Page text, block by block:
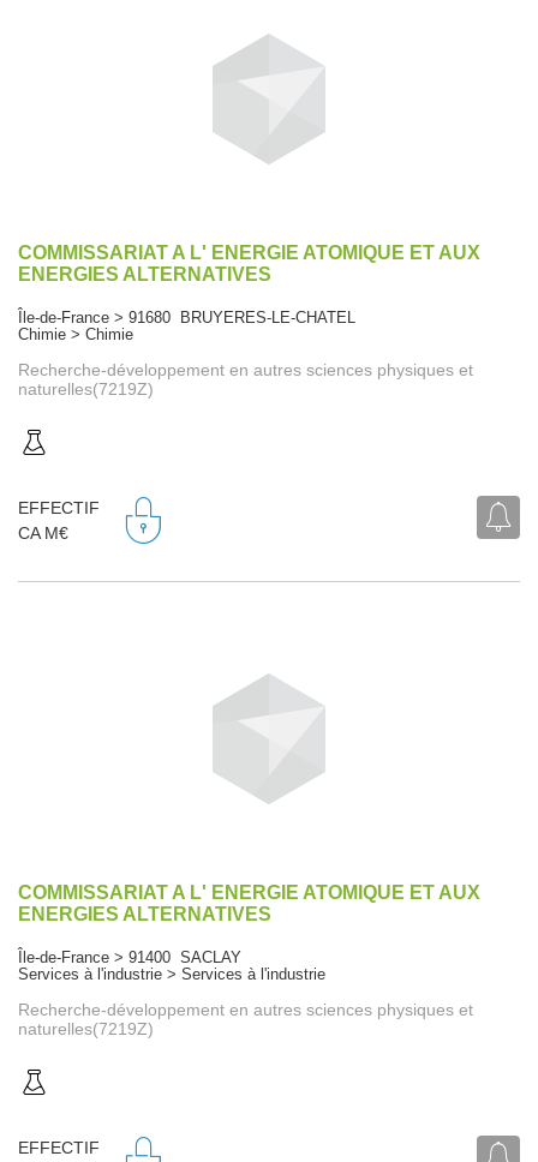
COMMISSARIAT A L' ENERGIE ATOMIQUE ET AUX
ENERGIES ALTERNATIVES
Île-de-France > 91680 BRUYERES-LE-CHATEL
Chimie > Chimie
Recherche-développement en autres sciences physiques et
naturelles(7219Z)
EFFECTIF
CA M€
COMMISSARIAT A L' ENERGIE ATOMIQUE ET AUX
ENERGIES ALTERNATIVES
Île-de-France > 91400 SACLAY
Services à l'industrie > Services à l'industrie
Recherche-développement en autres sciences physiques et
naturelles(7219Z)
EFFECTIF